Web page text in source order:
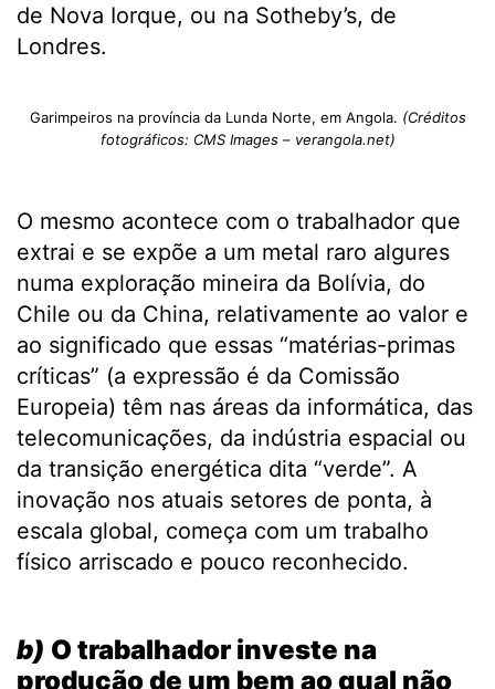
de Nova Iorque, ou na Sotheby’s, de
Londres.
Garimpeiros na província da Lunda Norte, em Angola. (Créditos
fotográficos: CMS Images – verangola.net)
O mesmo acontece com o trabalhador que
extrai e se expõe a um metal raro algures
numa exploração mineira da Bolívia, do
Chile ou da China, relativamente ao valor e
ao significado que essas “matérias-primas
críticas” (a expressão é da Comissão
Europeia) têm nas áreas da informática, das
telecomunicações, da indústria espacial ou
da transição energética dita “verde”. A
inovação nos atuais setores de ponta, à
escala global, começa com um trabalho
físico arriscado e pouco reconhecido.
b) O trabalhador investe na
produção de um bem ao qual não